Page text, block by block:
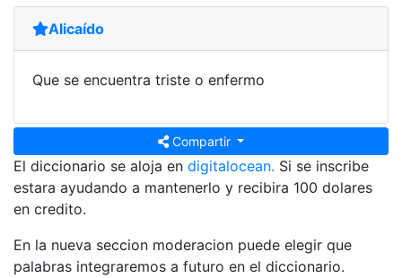
Alicaído
Que se encuentra triste o enfermo
Compartir
El diccionario se aloja en digitalocean. Si se inscribe
estara ayudando a mantenerlo y recibira 100 dolares
en credito.
En la nueva seccion moderacion puede elegir que
palabras integraremos a futuro en el diccionario.